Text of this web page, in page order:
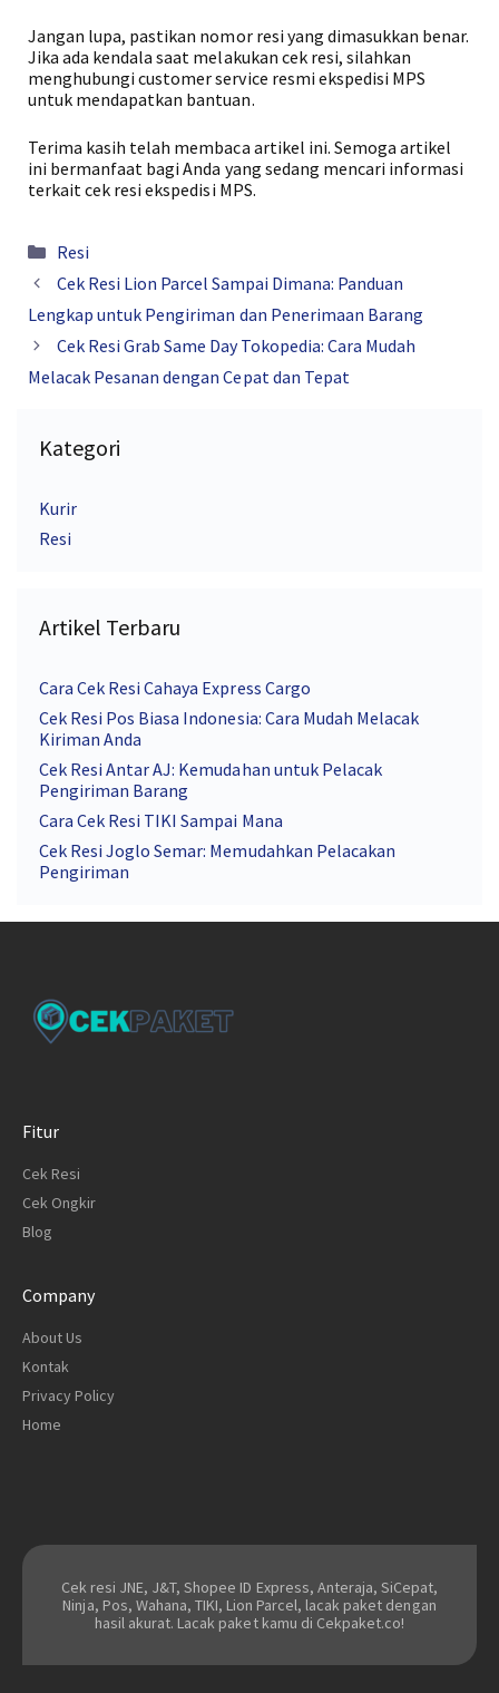
Jangan lupa, pastikan nomor resi yang dimasukkan benar.
Jika ada kendala saat melakukan cek resi, silahkan
menghubungi customer service resmi ekspedisi MPS
untuk mendapatkan bantuan.
Terima kasih telah membaca artikel ini. Semoga artikel
ini bermanfaat bagi Anda yang sedang mencari informasi
terkait cek resi ekspedisi MPS.
Kategori
Resi
Cek Resi Lion Parcel Sampai Dimana: Panduan
Lengkap untuk Pengiriman dan Penerimaan Barang
Cek Resi Grab Same Day Tokopedia: Cara Mudah
Melacak Pesanan dengan Cepat dan Tepat
Kategori
Kurir
Resi
Artikel Terbaru
Cara Cek Resi Cahaya Express Cargo
Cek Resi Pos Biasa Indonesia: Cara Mudah Melacak
Kiriman Anda
Cek Resi Antar AJ: Kemudahan untuk Pelacak
Pengiriman Barang
Cara Cek Resi TIKI Sampai Mana
Cek Resi Joglo Semar: Memudahkan Pelacakan
Pengiriman
Fitur
Cek Resi
Cek Ongkir
Blog
Company
About Us
Kontak
Privacy Policy
Home
Cek resi JNE, J&T, Shopee ID Express, Anteraja, SiCepat,
Ninja, Pos, Wahana, TIKI, Lion Parcel, lacak paket dengan
hasil akurat. Lacak paket kamu di Cekpaket.co!